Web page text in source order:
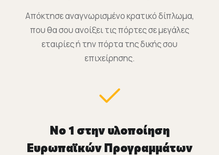
Απόκτησε αναγνωρισμένο κρατικό δίπλωμα,
που θα σου ανοίξει τις πόρτες σε μεγάλες
εταιρίες ή την πόρτα της δικής σου
επιχείρησης.
Νο 1 στην υλοποίηση
Ευρωπαϊκών Προγραμμάτων